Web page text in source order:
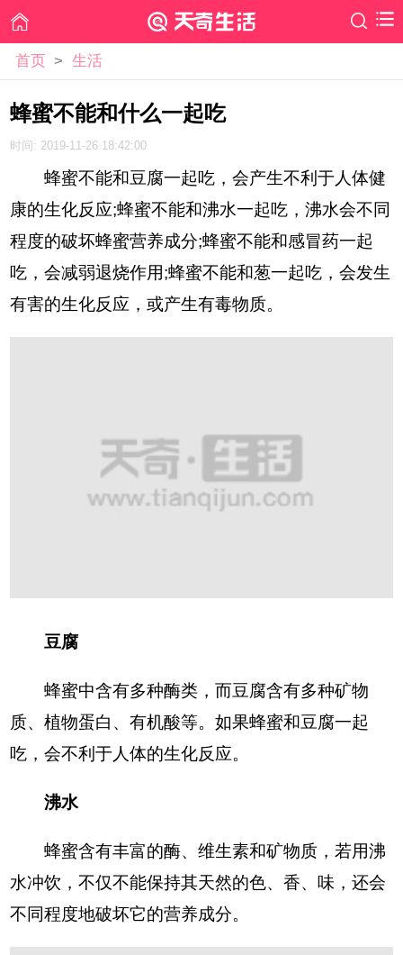
首页 > 生活
蜂蜜不能和什么一起吃
时间: 2019-11-26 18:42:00
蜂蜜不能和豆腐一起吃，会产生不利于人体健
康的生化反应;蜂蜜不能和沸水一起吃，沸水会不同
程度的破坏蜂蜜营养成分;蜂蜜不能和感冒药一起
吃，会减弱退烧作用;蜂蜜不能和葱一起吃，会发生
有害的生化反应，或产生有毒物质。
豆腐
蜂蜜中含有多种酶类，而豆腐含有多种矿物
质、植物蛋白、有机酸等。如果蜂蜜和豆腐一起
吃，会不利于人体的生化反应。
沸水
蜂蜜含有丰富的酶、维生素和矿物质，若用沸
水冲饮，不仅不能保持其天然的色、香、味，还会
不同程度地破坏它的营养成分。